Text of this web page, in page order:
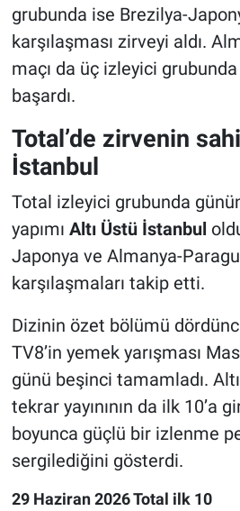
grubunda ise Brezilya-
karşılaşması zirveyi aldı.
maçı da üç izleyici
başardı.
Total’de zirvenin
İstanbul
Total izleyici grubunda
yapımı Altı Üstü İstanbul
Japonya ve Almanya-
karşılaşmaları takip etti.
Dizinin özet bölümü
TV8’in yemek yarışması
günü beşinci tamamladı.
tekrar yayınının da ilk 10’a
boyunca güçlü bir izlenme
sergilediğini gösterdi.
29 Haziran 2026 Total ilk 10